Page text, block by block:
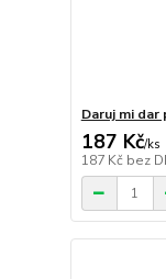
Daruj mi dar
187 Kč/ks
187 Kč bez